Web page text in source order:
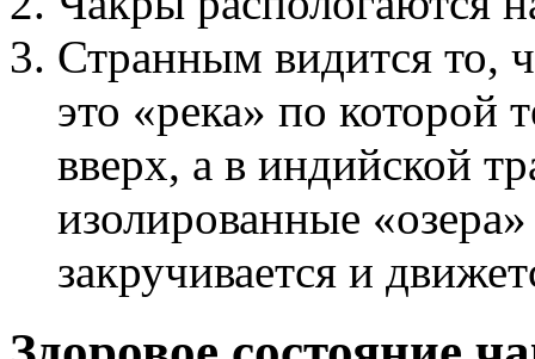
Странным видится то,
это «река» по которой
вверх, а в индийской
изолированные
закручивается и